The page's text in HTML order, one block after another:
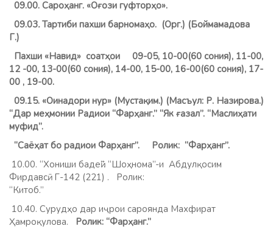
09.00. Сароҳанг. «Оғози гуфторҳо».
09.03.Тартиби пахши барномаҳо. (Орг.) (Боймамадова
Г.)
Пахши «Навид» соатҳои 09-05, 10-00(60 сония), 11-00,
12 -00, 13-00(60 сония), 14-00, 15-00, 16-00(60 сония), 17-
00 , 19-00.
09.15. «Оинадори нур» (Мустақим.) (Масъул: Р. Назирова.)
“Дар меҳмонии Радиои “Фарҳанг.” “Як ғазал”. “Маслиҳати
муфид”.
“Саёҳат бо радиои Фарҳанг”.
Ролик: “Фарҳанг”.
10.00. “Хониши бадеӣ”. “Шоҳнома”-и Абдулқосим
Фирдавсӣ. Г-142 (221) . Ролик:
“Китоб.”
10.40. Сурудҳо дар иҷрои сароянда Махфират
Ҳамроқулова. Ролик: “Фарҳанг.”